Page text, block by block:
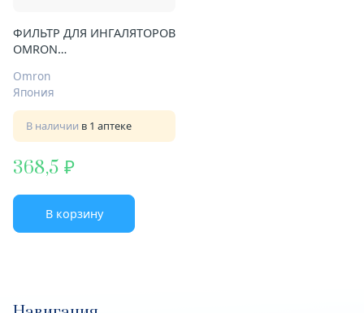
ФИЛЬТР ДЛЯ ИНГАЛЯТОРОВ
OMRON
KIDS/С20/C21 №5
Omron
Япония
В наличии в 1 аптеке
368,5
В корзину